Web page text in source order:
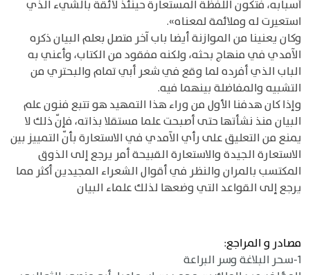
أسبابه، فتكون اللفظة المستعارة حينئذ لائقة بالشيء الذي
استعيرت له وملائمة لمعناه».
وكان يعنينا من الموازنة أيضا باب آخر متصل بعلم البيان ذكره
الآمدي في منهاج بحثه، ولكنه مفقود من الكتاب، وأعني به
الباب الذي أفرده لما وقع في شعر أبي تمام والبحتري من
التشبيه والمفاضلة بينهما فيه.
وإذا كان هدفنا الأول من وراء هذا التمهيد هو تتبع فنون علم
البيان منذ نشأتها حتى أصبحت علما مستقلا بذاته، فإنّ ذلك لا
يمنع من التعليق على رأي الآمدي في الاستعارة بأنّ التمييز بين
الاستعارة الجيدة والاستعارة القبيحة أمر يرجع إلى الذوق
المكتسب بالمران والنظر في أقوال الشعراء المجيدين أكثر مما
يرجع إلى القواعد التي وضعها لذلك علماء البيان
مصادر و المراجع:
1-سحر البلاغة وسر البراعة